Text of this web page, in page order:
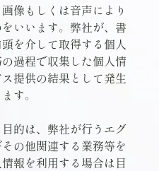
像もしくは音声により
いいます。弊社が、書
を介して取得する個人
過程で収集した個人情
提供の結果として発生
す。
的は、弊社が行うエグ
の他関連する業務等を
報を利用する場合は目